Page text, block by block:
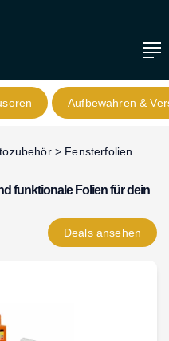
Aufbewahren &
> Fensterfolien
funktionale Folien für dein
Dealsansehen